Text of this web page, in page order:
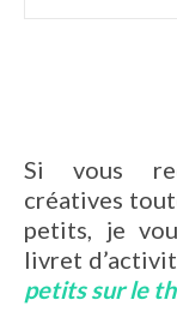
Si vous
créatives
petits, je
livret
petits sur le